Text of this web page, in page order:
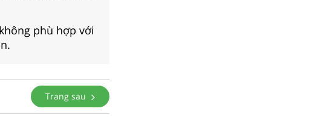
phù hợp với
Trang sau